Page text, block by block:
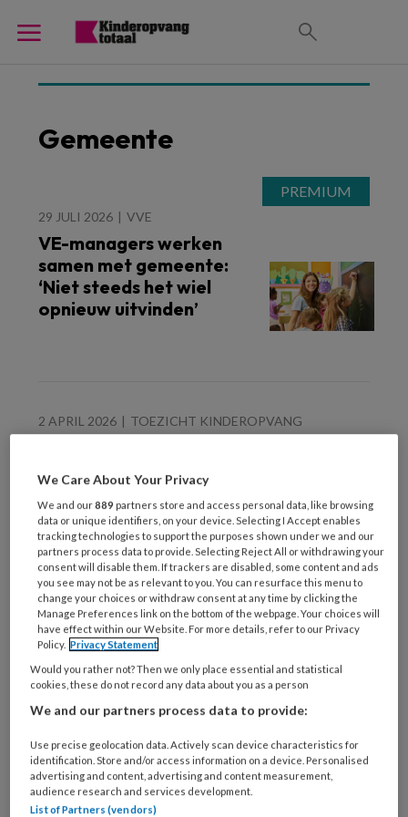
Gemeente
29 JULI 2026 VVE
VE-managers werken
samen met gemeente:
‘Niet steeds het wiel
opnieuw uitvinden’
2 APRIL 2026 TOEZICHT KINDEROPVANG
mishandeling in de
kinderopvang blijft
onder de radar
16 MAART 2026 VVE
Kwaliteit voorschoolse
educatie bewaken: een
handreiking
We Care About Your Privacy
We and our889 partners store and access personal data, like browsing
data or unique identifiers, on your device. Selecting I Accept enables
tracking technologies to support the purposes shown under we and our
partners process data to provide. Selecting Reject All or withdrawing your
consent will disable them. If trackers are disabled, some content and ads
you see may not be as relevant to you. You can resurface this menu to
change your choices or withdraw consent at any time by clicking the
Manage Preferences link on the bottom of the webpage. Your choices will
have effect within our Website. For more details, refer to our Privacy
Policy. Privacy Statement
Would you rather not? Then we only place essential and statistical
cookies, these do not record any data about you as a person
We and our partners process data to provide:
Use precise geolocation data. Actively scan device characteristics for
identification. Store and/or access information on a device. Personalised
advertising and content, advertising and content measurement,
audience research and services development.
List of Partners (vendors)